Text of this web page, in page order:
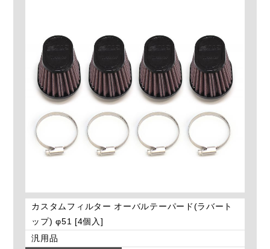
カスタムフィルター オーバルテーパード(ラバート
ップ) φ51 [4個入]
汎用品